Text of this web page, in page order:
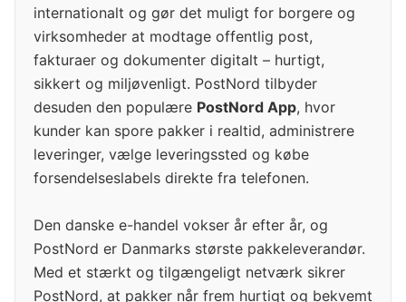
internationalt og gør det muligt for borgere og
virksomheder at modtage offentlig post,
fakturaer og dokumenter digitalt – hurtigt,
sikkert og miljøvenligt. PostNord tilbyder
desuden den populære PostNord App, hvor
kunder kan spore pakker i realtid, administrere
leveringer, vælge leveringssted og købe
forsendelseslabels direkte fra telefonen.
Den danske e-handel vokser år efter år, og
PostNord er Danmarks største pakkeleverandør.
Med et stærkt og tilgængeligt netværk sikrer
PostNord, at pakker når frem hurtigt og bekvemt